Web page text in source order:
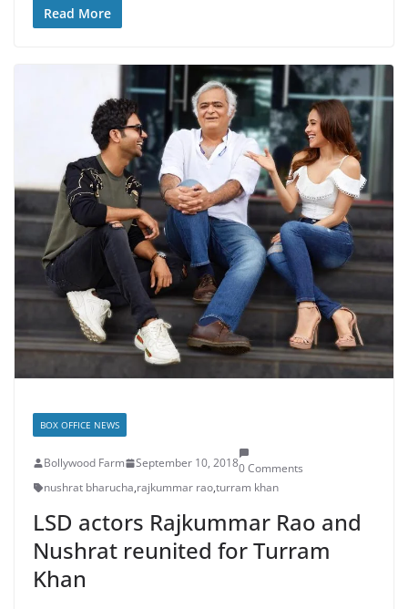
Read More
BOX OFFICE NEWS
Bollywood Farm September 10, 20180 Comments
nushrat bharucha,rajkummar rao,turram khan
LSD actors Rajkummar Rao and
Nushrat reunited for Turram
Khan